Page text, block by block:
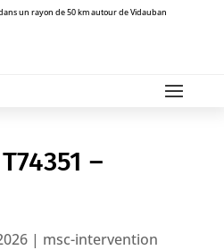
un rayon de 50 km autour de Vidauban
–
| msc-intervention